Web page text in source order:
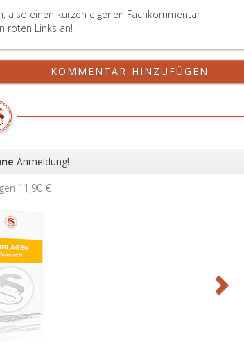
also einen kurzen eigenen Fachkommentar
roten Links an!
KOMMENTAR HINZUFÜGEN
Anmeldung!
11,90 €